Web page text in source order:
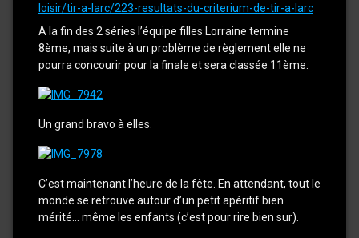
loisir/tir-a-larc/223-resultats-du-criterium-de-tir-a-larc
A la fin des 2 séries l’équipe filles Lorraine termine
8ème, mais suite à un problème de règlement elle ne
pourra concourir pour la finale et sera classée 11ème.
Un grand bravo à elles.
C’est maintenant l’heure de la fête. En attendant, tout le
monde se retrouve autour d’un petit apéritif bien
mérité… même les enfants (c’est pour rire bien sur).